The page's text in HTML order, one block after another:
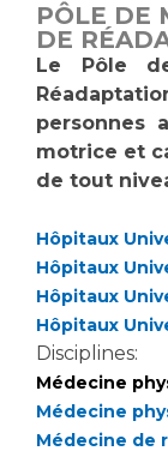
à réaliser
Vous avez
Vous venez
myaphm,
Infos COVID-
Vivre
Culture à
Laïcité et cultes
Les
Livret
Salon des
Emplois
Espace
Étudiants
Emplois
Emplois divers
Emplois socio-
Stages
Chercheurs
La recherche
Les structures
PÔLE DE
DE
Le Pôle
personnes
motrice et
de tout
Hôpitaux
Hôpitaux
Hôpitaux
Hôpitaux
Disciplines:
Médecine
Médecine
Médecine de